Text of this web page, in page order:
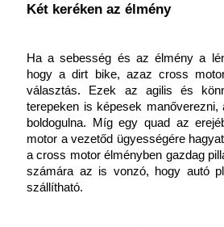
Két keréken az élmény
Ha a sebesség és az élmény a
hogy a dirt bike, azaz cross
választás. Ezek az agilis és
terepeken is képesek manőverezni,
boldogulna. Míg egy quad az
motor a vezetőd ügyességére
a cross motor élményben gazdag
számára az is vonzó, hogy autó
szállítható.